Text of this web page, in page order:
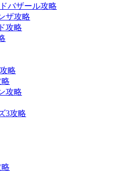
バザール攻略
ザ攻略
攻略
略
攻略
3攻略